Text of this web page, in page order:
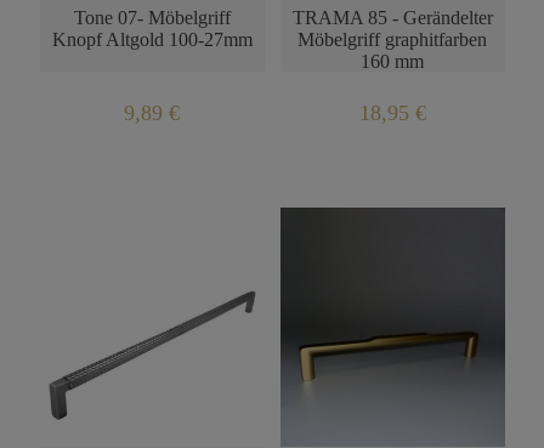
Tone 07- Möbelgriff
Knopf Altgold 100-27mm
9,89 €
TRAMA 85 - Gerändelter
Möbelgriff graphitfarben
160 mm
18,95 €